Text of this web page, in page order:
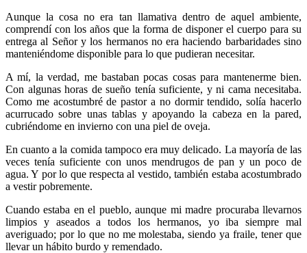
Aunque la cosa no era tan llamativa dentro de aquel ambiente,
comprendí con los años que la forma de disponer el cuerpo para su
entrega al Señor y los hermanos no era haciendo barbaridades sino
manteniéndome disponible para lo que pudieran necesitar.
A mí, la verdad, me bastaban pocas cosas para mantenerme bien.
Con algunas horas de sueño tenía suficiente, y ni cama necesitaba.
Como me acostumbré de pastor a no dormir tendido, solía hacerlo
acurrucado sobre unas tablas y apoyando la cabeza en la pared,
cubriéndome en invierno con una piel de oveja.
En cuanto a la comida tampoco era muy delicado. La mayoría de las
veces tenía suficiente con unos mendrugos de pan y un poco de
agua. Y por lo que respecta al vestido, también estaba acostumbrado
a vestir pobremente.
Cuando estaba en el pueblo, aunque mi madre procuraba llevarnos
limpios y aseados a todos los hermanos, yo iba siempre mal
averiguado; por lo que no me molestaba, siendo ya fraile, tener que
llevar un hábito burdo y remendado.